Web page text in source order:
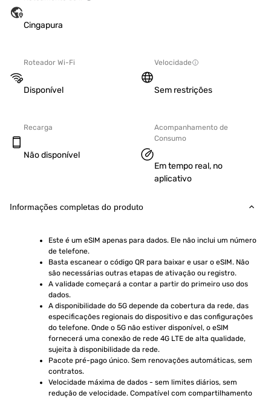
Cingapura
Roteador Wi-Fi
Disponível
Velocidade
Sem restrições
Recarga
Não disponível
Acompanhamento de
Consumo
Em tempo real, no
aplicativo
Informações completas do produto
Este é um eSIM apenas para dados. Ele não inclui um número
de telefone.
Basta escanear o código QR para baixar e usar o eSIM. Não
são necessárias outras etapas de ativação ou registro.
A validade começará a contar a partir do primeiro uso dos
dados.
A disponibilidade do 5G depende da cobertura da rede, das
especificações regionais do dispositivo e das configurações
do telefone. Onde o 5G não estiver disponível, o eSIM
fornecerá uma conexão de rede 4G LTE de alta qualidade,
sujeita à disponibilidade da rede.
Pacote pré-pago único. Sem renovações automáticas, sem
contratos.
Velocidade máxima de dados - sem limites diários, sem
redução de velocidade. Compatível com compartilhamento